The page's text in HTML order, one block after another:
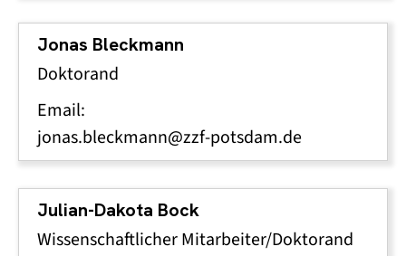
Jonas Bleckmann
Doktorand
Email:
jonas.bleckmann@zzf-potsdam.de
Julian-Dakota Bock
Wissenschaftlicher Mitarbeiter/Doktorand